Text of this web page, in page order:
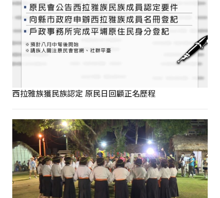
西拉雅族獲民族認定 原民日回顧正名歷程